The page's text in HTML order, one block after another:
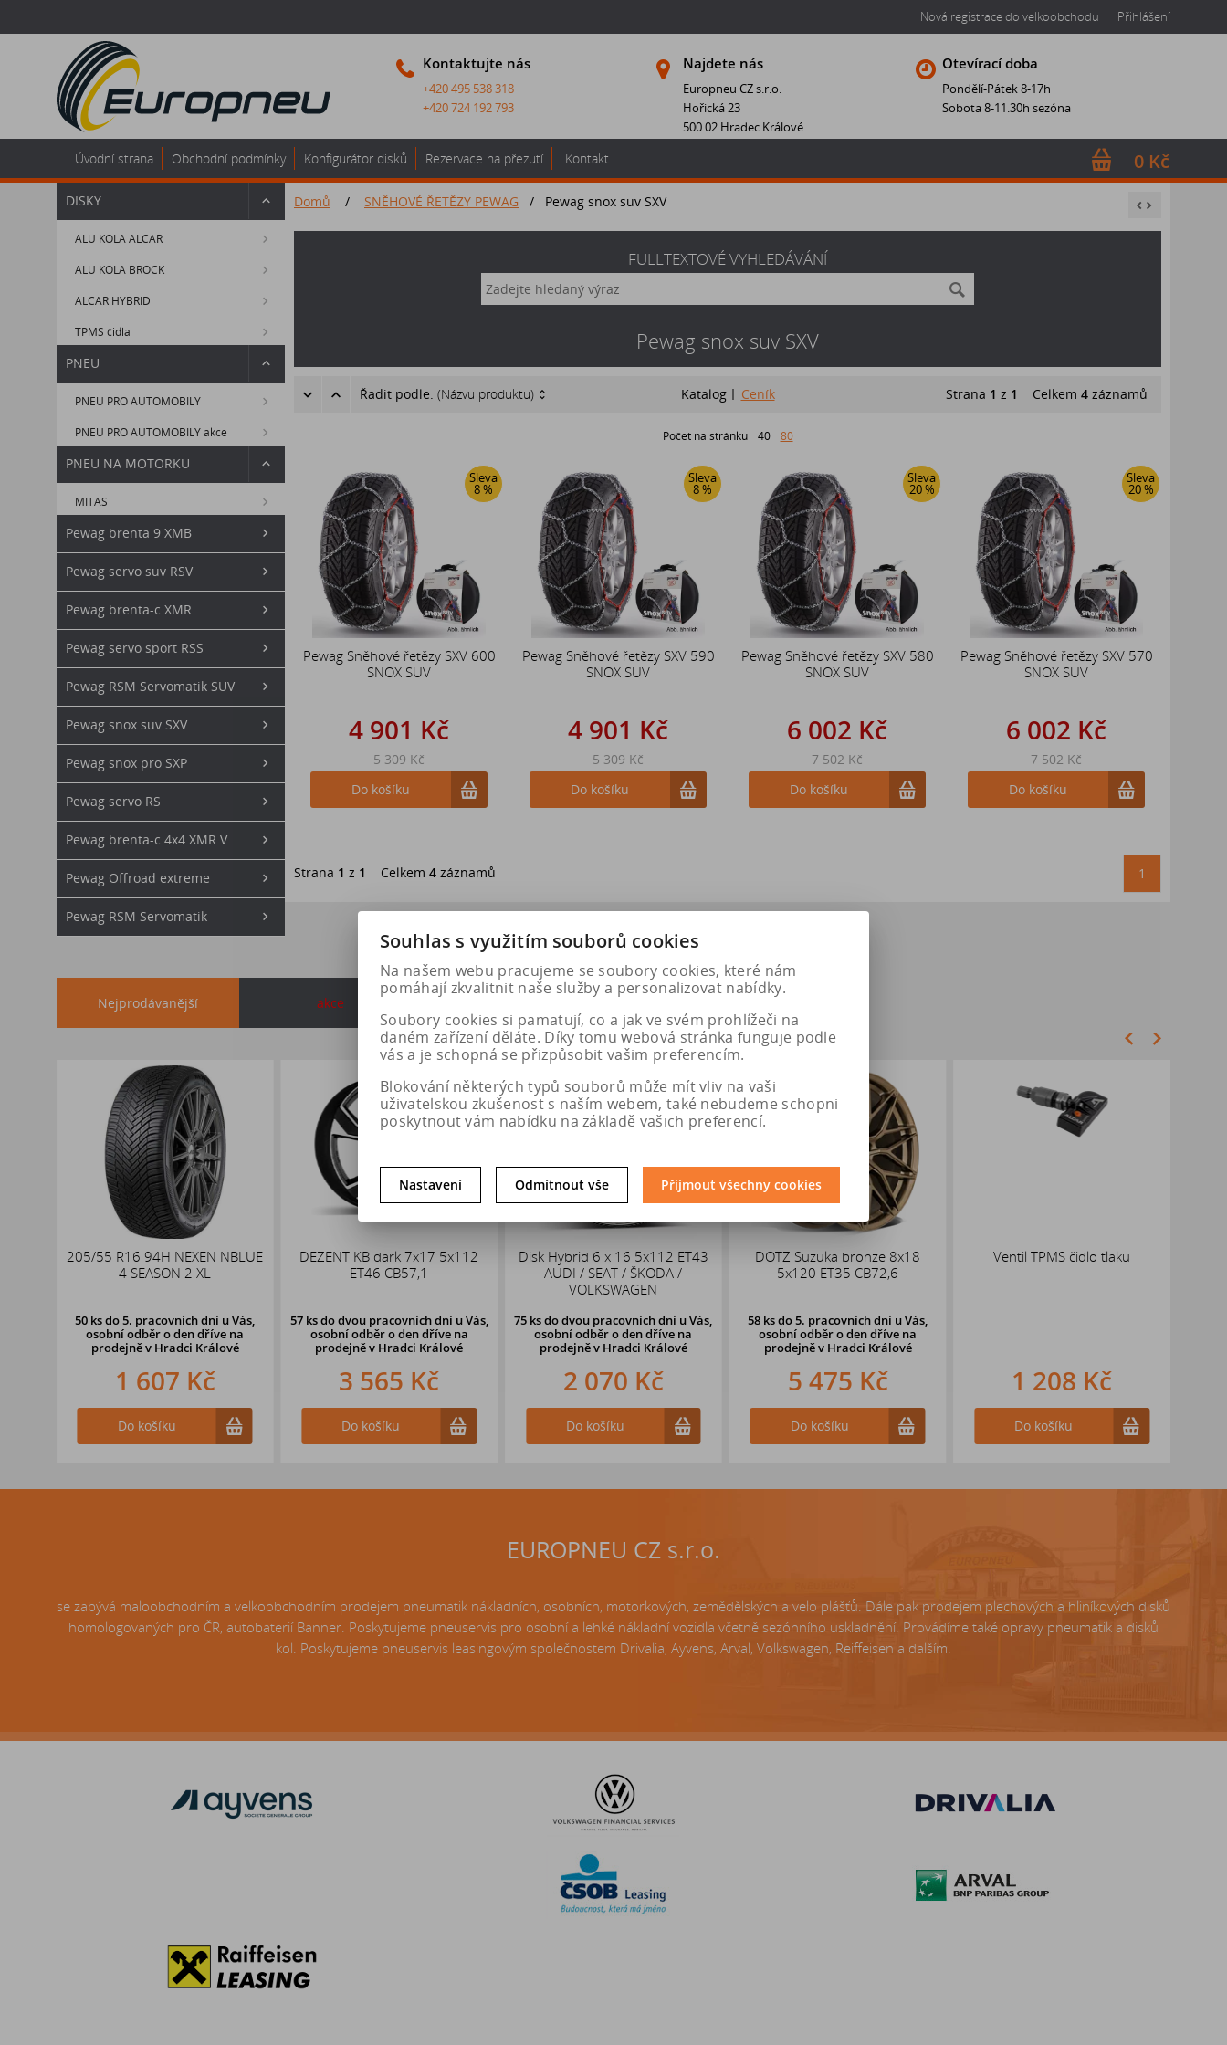
Nová registrace do velkoobchodu Přihlášení
Kontaktujte nás
+420 495 538 318
+420 724 192 793
Najdete nás
Europneu CZ s.r.o.
Hořická 23
500 02 Hradec Králové
Otevírací doba
Pondělí-Pátek 8-17h
Sobota 8-11.30h sezóna
0 Kč
Úvodní strana Obchodní podmínky Konfigurátor disků Rezervace na přezutí Kontakt
DISKY
ALU KOLA ALCAR
ALU KOLA BROCK
ALCAR HYBRID
TPMS čidla
PNEU
PNEU PRO AUTOMOBILY
PNEU PRO AUTOMOBILY akce
PNEU NA MOTORKU
MITAS
Pewag brenta 9 XMB
Pewag servo suv RSV
Pewag brenta-c XMR
Pewag servo sport RSS
Pewag RSM Servomatik SUV
Pewag snox suv SXV
Pewag snox pro SXP
Pewag servo RS
Pewag brenta-c 4x4 XMR V
Pewag Offroad extreme
Pewag RSM Servomatik
Domů / SNĚHOVÉ ŘETĚZY PEWAG / Pewag snox suv SXV
FULLTEXTOVÉ VYHLEDÁVÁNÍ
Pewag snox suv SXV
Řadit podle: (Názvu produktu) Katalog Ceník Strana 1 z 1 Celkem 4 záznamů
Počet na stránku 40 80
Sleva
8 %
Pewag Sněhové řetězy SXV 600
SNOX SUV
4 901 Kč
5 309 Kč
Do košíku
Sleva
8 %
Pewag Sněhové řetězy SXV 590
SNOX SUV
4 901 Kč
5 309 Kč
Do košíku
Sleva
20 %
Pewag Sněhové řetězy SXV 580
SNOX SUV
6 002 Kč
7 502 Kč
Do košíku
Sleva
20 %
Pewag Sněhové řetězy SXV 570
SNOX SUV
6 002 Kč
7 502 Kč
Do košíku
Strana 1 z 1 Celkem 4 záznamů 1
Nejprodávanější akce
205/55 R16 94H NEXEN NBLUE
4 SEASON 2 XL
50 ksdo 5. pracovních dní u Vás,
osobní odběr o den dříve na
prodejněv Hradci Králové
1 607 Kč
Do košíku
DEZENT KB dark 7x17 5x112
ET46 CB57,1
57 ksdo dvou pracovních dní u Vás,
osobní odběr o den dřívena
prodejně v Hradci Králové
3 565 Kč
Do košíku
Disk Hybrid 6 x 16 5x112 ET43
AUDI / SEAT / ŠKODA /
VOLKSWAGEN
75 ks do dvou pracovních dní u Vás,
osobní odběr o den dříve na
prodejně v Hradci Králové
2 070 Kč
Do košíku
DOTZ Suzuka bronze 8x18
5x120 ET35 CB72,6
58 ksdo 5. pracovních dní u Vás,
osobní odběr o den dříve na
prodejněv Hradci Králové
5 475 Kč
Do košíku
Ventil TPMS čidlo tlaku
1 208 Kč
Do košíku
EUROPNEU CZ s.r.o.
se zabývá maloobchodním a velkoobchodním prodejem pneumatik nákladních, osobních, motorkových, zemědělských a velo plášťů. Dále pak prodejem plechových a hliníkových disků
homologovaných pro ČR, autobaterií Banner. Poskytujeme pneuservis pro osobní a lehké nákladní vozidla včetně sezónního uskladnění. Provádíme také opravy pneumatik a disků
kol. Poskytujeme pneuservis leasingovým společnostem Drivalia, Ayvens, Arval, Volkswagen, Reiffeisen a dalším.
Souhlas s využitím souborů cookies
Na našem webu pracujeme se soubory cookies, které nám
pomáhají zkvalitnit naše služby a personalizovat nabídky.
Soubory cookies si pamatují, co a jak ve svém prohlížeči na
daném zařízení děláte. Díky tomu webová stránka funguje podle
vás a je schopná se přizpůsobit vašim preferencím.
Blokování některých typů souborů může mít vliv na vaši
uživatelskou zkušenost s naším webem, také nebudeme schopni
poskytnout vám nabídku na základě vašich preferencí.
Nastavení Odmítnout vše Přijmout všechny cookies